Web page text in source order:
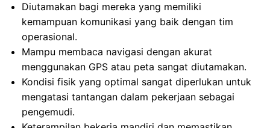
Diutamakan bagi mereka yang memiliki
kemampuan komunikasi yang baik dengan tim
operasional.
Mampu membaca navigasi dengan akurat
menggunakan GPS atau peta sangat diutamakan.
Kondisi fisik yang optimal sangat diperlukan untuk
mengatasi tantangan dalam pekerjaan sebagai
pengemudi.